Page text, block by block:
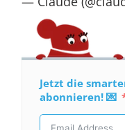
Jetzt die
abonnieren! 💌